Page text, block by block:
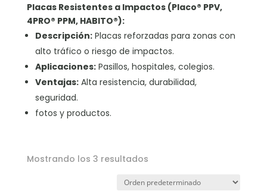
Placas Resistentes a Impactos (Placo® PPV,
4PRO® PPM, HABITO®):
Descripción:Placas reforzadas para zonas con
alto tráfico o riesgo de impactos.
Aplicaciones:Pasillos, hospitales, colegios.
Ventajas:Alta resistencia, durabilidad,
seguridad.
fotos y productos.
Mostrando los 3 resultados